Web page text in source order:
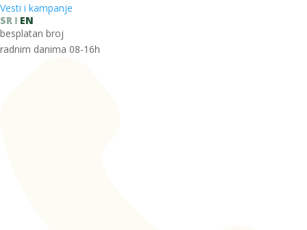
Vesti i kampanje
SR
EN
besplatan broj
radnim danima 08-16h